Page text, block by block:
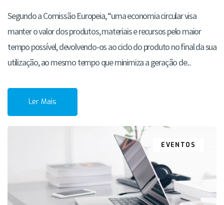
Segundo a Comissão Europeia, “uma economia circular visa
manter o valor dos produtos, materiais e recursos pelo maior
tempo possível, devolvendo-os ao ciclo do produto no final da sua
utilização, ao mesmo tempo que minimiza a geração de...
Ler Mais
EVENTOS